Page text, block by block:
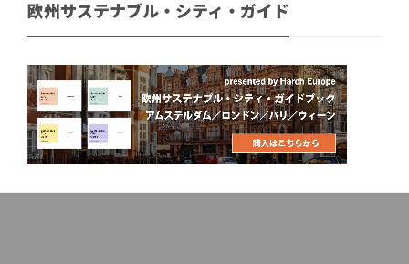
欧州サステナブル・シティ・ガイド